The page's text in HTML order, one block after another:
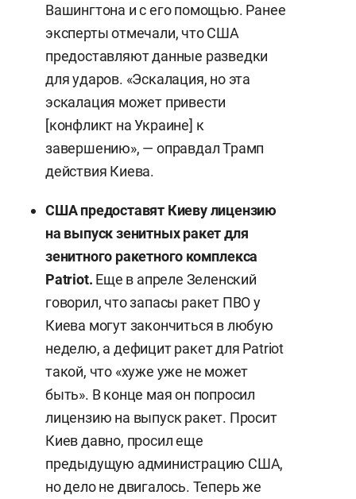
Вашингтона и с его помощью. Ранее
эксперты отмечали, что США
предоставляют данные разведки
для ударов. «Эскалация, но эта
эскалация может привести
[конфликт на Украине] к
завершению», — оправдал Трамп
действия Киева.
США предоставят Киеву лицензию
на выпуск зенитных ракет для
зенитного ракетного комплекса
Patriot. Еще в апреле Зеленский
говорил, что запасы ракет ПВО у
Киева могут закончиться в любую
неделю, а дефицит ракет для Patriot
такой, что «хуже уже не может
быть». В конце мая он попросил
лицензию на выпуск ракет. Просит
Киев давно, просил еще
предыдущую администрацию США,
но дело не двигалось. Теперь же